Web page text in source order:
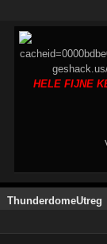
HELE FIJNE
ThunderdomeUtreg